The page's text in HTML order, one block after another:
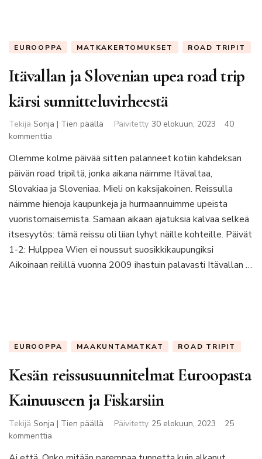
EUROOPPA MATKAKERTOMUKSET ROAD TRIPIT
Itävallan ja Slovenian upea road trip
kärsi sunnitteluvirheestä
Tekijä Sonja | Tien päällä Päivitetty 30 elokuun, 2023
40
kommenttia
ja
Slovenian
upea
trip
kärsi
sunnitteluvirheestä
Olemme kolme päivää sitten palanneet kotiin kahdeksan
päivän road tripiltä, jonka aikana näimme Itävaltaa,
Slovakiaa ja Sloveniaa. Mieli on kaksijakoinen. Reissulla
näimme hienoja kaupunkeja ja hurmaannuimme upeista
vuoristomaisemista. Samaan aikaan ajatuksia kalvaa selkeä
itsesyytös: tämä reissu oli liian lyhyt näille kohteille. Päivät
1-2: Hulppea Wien ei noussut suosikkikaupungiksi
Aikoinaan reilillä vuonna 2009 ihastuin palavasti Itävallan …
EUROOPPA MAAKUNTAMATKAT ROAD TRIPIT
Kesän reissusuunnitelmat Euroopasta
Kainuuseen ja Fiskarsiin
Tekijä Sonja | Tien päällä Päivitetty 25 elokuun, 2023
25
kommenttia